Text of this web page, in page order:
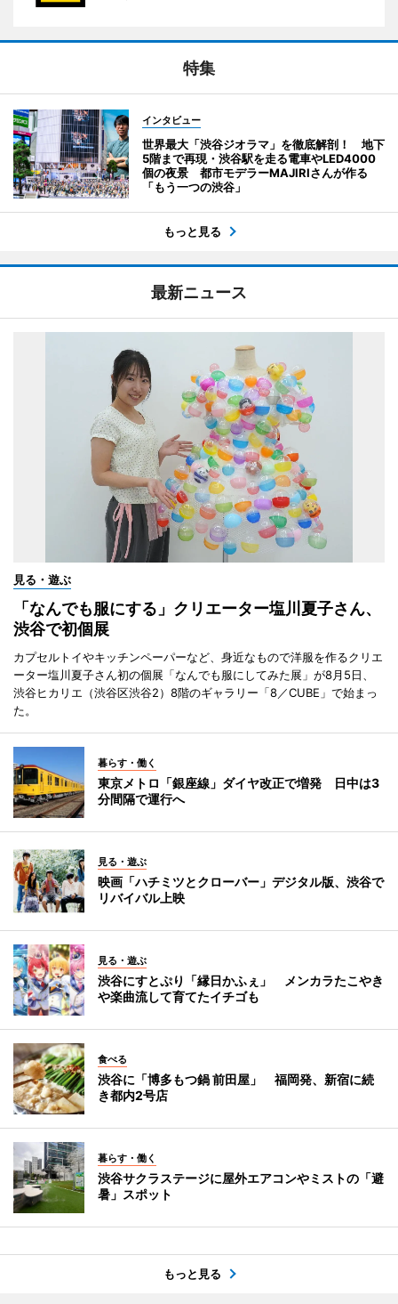
特集
インタビュー
世界最大「渋谷ジオラマ」を徹底解剖！ 地下
5階まで再現・渋谷駅を走る電車やLED4000
個の夜景 都市モデラーMAJIRIさんが作る
「もう一つの渋谷」
もっと見る
最新ニュース
見る・遊ぶ
「なんでも服にする」クリエーター塩川夏子さん、
渋谷で初個展
カプセルトイやキッチンペーパーなど、身近なもので洋服を作るクリエ
ーター塩川夏子さん初の個展「なんでも服にしてみた展」が8月5日、
渋谷ヒカリエ（渋谷区渋谷2）8階のギャラリー「8／CUBE」で始まっ
た。
暮らす・働く
東京メトロ「銀座線」ダイヤ改正で増発 日中は3
分間隔で運行へ
見る・遊ぶ
映画「ハチミツとクローバー」デジタル版、渋谷で
リバイバル上映
見る・遊ぶ
渋谷にすとぷり「縁日かふぇ」 メンカラたこやき
や楽曲流して育てたイチゴも
食べる
渋谷に「博多もつ鍋 前田屋」 福岡発、新宿に続
き都内2号店
暮らす・働く
渋谷サクラステージに屋外エアコンやミストの「避
暑」スポット
もっと見る